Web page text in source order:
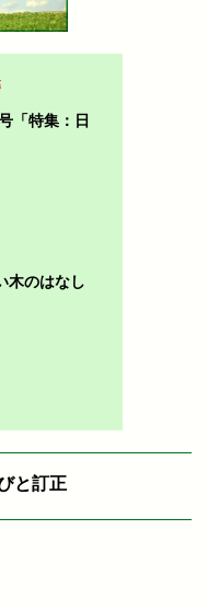
「特集：日
木のはなし
と訂正